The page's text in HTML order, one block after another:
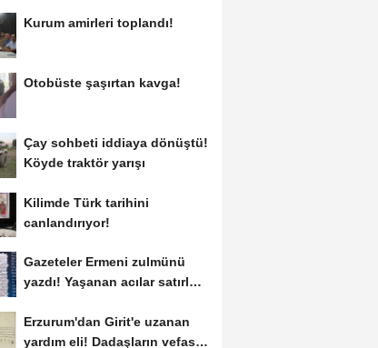
Kurum amirleri toplandı!
Otobüste şaşırtan kavga!
Çay sohbeti iddiaya dönüştü!
Köyde traktör yarışı
Kilimde Türk tarihini
canlandırıyor!
Gazeteler Ermeni zulmünü
yazdı! Yaşanan acılar satırlara
Erzurum'dan Girit'e uzanan
yardım eli! Dadaşların vefası